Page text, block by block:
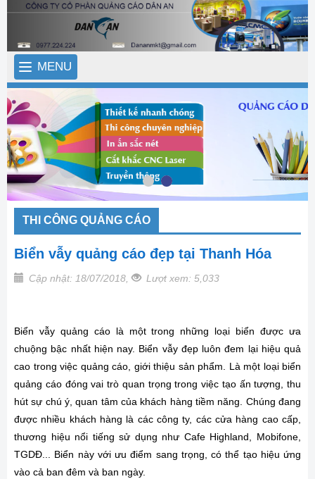
MENU
THI CÔNG QUẢNG CÁO
Biển vẫy quảng cáo đẹp tại Thanh Hóa
Cập nhật: 18/07/2018, Lượt xem: 5,033
Biển vẫy quảng cáo là một trong những loại biển được ưa
chuộng bậc nhất hiện nay. Biển vẫy đẹp luôn đem lại hiệu quả
cao trong việc quảng cáo, giới thiệu sản phẩm. Là một loại biển
quảng cáo đóng vai trò quan trọng trong việc tạo ấn tượng, thu
hút sự chú ý, quan tâm của khách hàng tiềm năng. Chúng đang
được nhiều khách hàng là các công ty, các cửa hàng cao cấp,
thương hiệu nổi tiếng sử dụng như Cafe Highland, Mobifone,
TGDĐ... Biển này với ưu điểm sang trọng, có thể tạo hiệu ứng
vào cả ban đêm và ban ngày.